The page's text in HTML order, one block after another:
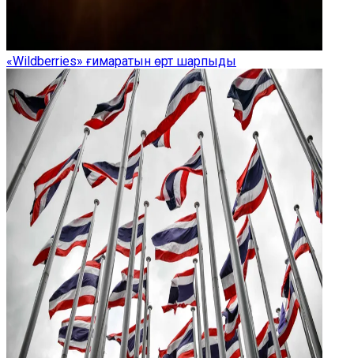
«Wildberries» ғимаратын өрт шарпыды